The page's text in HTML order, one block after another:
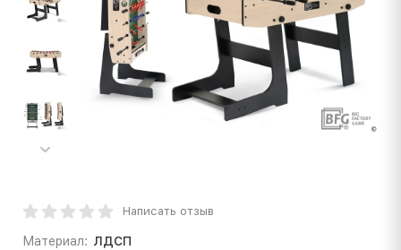
Написать отзыв
Материал: ЛДСП